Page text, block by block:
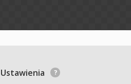
Ustawienia